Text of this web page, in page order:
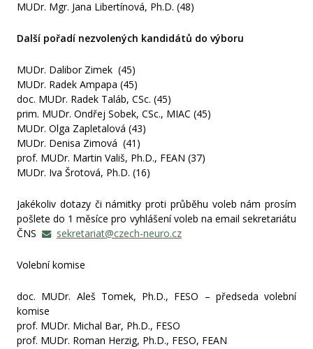
MUDr. Mgr. Jana Libertínová, Ph.D. (48)
Další pořadí nezvolených kandidátů do výboru
MUDr. Dalibor Zimek (45)
MUDr. Radek Ampapa (45)
doc. MUDr. Radek Taláb, CSc. (45)
prim. MUDr. Ondřej Sobek, CSc., MIAC (45)
MUDr. Olga Zapletalová (43)
MUDr. Denisa Zimová (41)
prof. MUDr. Martin Vališ, Ph.D., FEAN (37)
MUDr. Iva Šrotová, Ph.D. (16)
Jakékoliv dotazy či námitky proti průběhu voleb nám prosím
pošlete do 1 měsíce pro vyhlášení voleb na email sekretariátu
ČNS
sekretariat@czech-neuro.cz
Volební komise
doc. MUDr. Aleš Tomek, Ph.D., FESO – předseda volební
komise
prof. MUDr. Michal Bar, Ph.D., FESO
prof. MUDr. Roman Herzig, Ph.D., FESO, FEAN